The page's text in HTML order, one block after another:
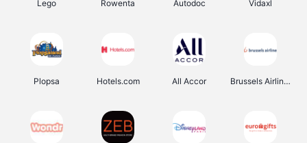
Lego Rowenta Autodoc Vidaxl
Plopsa Hotels.com All Accor Brussels Airlines